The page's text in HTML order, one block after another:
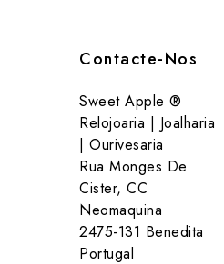
Contacte-Nos
Sweet Apple ®
Relojoaria | Joalharia
| Ourivesaria
Rua Monges De
Cister, CC
Neomaquina
2475-131 Benedita
Portugal